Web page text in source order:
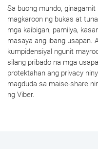
Sa buong mundo,
magkaroon ng bukas at
mga kaibigan, pamilya,
masaya ang ibang usapan.
kumpidensiyal ngunit
silang pribado na mga
protektahan ang privacy
magduda sa maise-share
ng Viber.